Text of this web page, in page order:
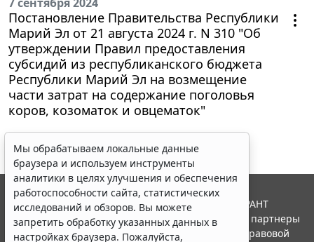
Постановление Правительства Республики
Марий Эл от 21 августа 2024 г. N 310 "Об
утверждении Правил предоставления
субсидий из республиканского бюджета
Республики Марий Эл на возмещение
части затрат на содержание поголовья
коров, козоматок и овцематок"
Мы обрабатываем локальные данные
браузера и используем инструменты
аналитики в целях улучшения и обеспечения
работоспособности сайта, статистических
исследований и обзоров. Вы можете
запретить обработку указанных данных в
настройках браузера. Пожалуйста,
© ООО "НПП "ГАРАНТ-СЕРВИС", 2026. Система ГАРАНТ
выпускается с 1990 года. Компания "Гарант" и ее партнеры
являются участниками Российской ассоциации правовой